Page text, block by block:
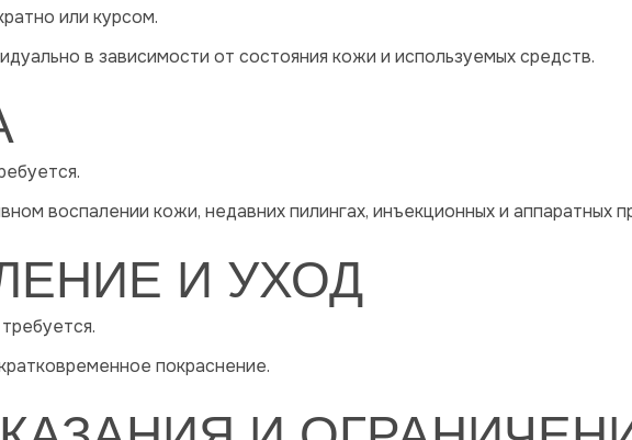
или курсом.
в зависимости от состояния кожи и используемых средств.
воспалении кожи, недавних пилингах, инъекционных и аппаратных
И УХОД
покраснение.